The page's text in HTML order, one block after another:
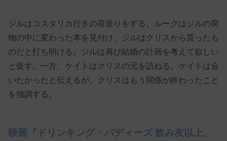
ジルはコスタリカ行きの荷造りをする。ルークはジルの荷
物の中に変わった本を見付け、ジルはクリスから貰ったも
のだと打ち明ける。ジルは再び結婚の計画を考えて欲しい
と促す。一方、ケイトはクリスの元を訪ねる。ケイトは会
いたかったと伝えるが、クリスはもう関係が終わったこと
を強調する。
映画『ドリンキング・バディーズ 飲み友以上、